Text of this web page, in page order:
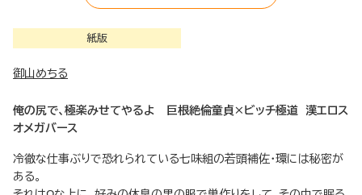
紙版
御山めちる
俺の尻で、極楽みせてやるよ 巨根絶倫童貞×ビッチ極道 漢エロス
オメガバース
冷徹な仕事ぶりで恐れられている七味組の若頭補佐・環には秘密が
ある。